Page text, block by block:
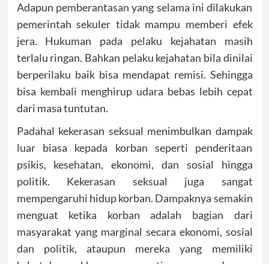
Adapun pemberantasan yang selama ini dilakukan
pemerintah sekuler tidak mampu memberi efek
jera. Hukuman pada pelaku kejahatan masih
terlalu ringan. Bahkan pelaku kejahatan bila dinilai
berperilaku baik bisa mendapat remisi. Sehingga
bisa kembali menghirup udara bebas lebih cepat
dari masa tuntutan.
Padahal kekerasan seksual menimbulkan dampak
luar biasa kepada korban seperti penderitaan
psikis, kesehatan, ekonomi, dan sosial hingga
politik. Kekerasan seksual juga sangat
mempengaruhi hidup korban. Dampaknya semakin
menguat ketika korban adalah bagian dari
masyarakat yang marginal secara ekonomi, sosial
dan politik, ataupun mereka yang memiliki